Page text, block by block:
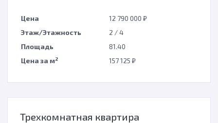
Цена
12 790 000 ₽
Этаж/Этажность
2 / 4
Площадь
81.40
Цена за м2 157 125 ₽
Трехкомнатная квартира